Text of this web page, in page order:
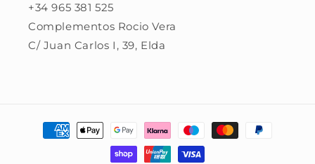
+34 965 381 525
Complementos Rocio Vera
C/ Juan Carlos I, 39, Elda
Formas